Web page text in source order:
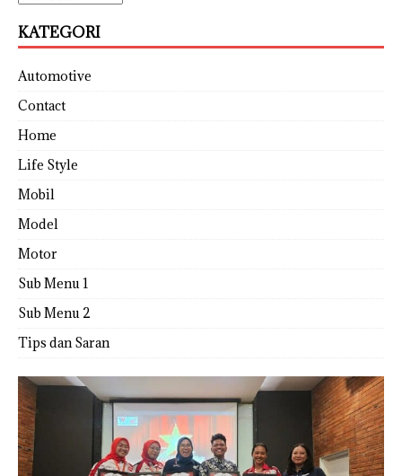
KATEGORI
Automotive
Contact
Home
Life Style
Mobil
Model
Motor
Sub Menu 1
Sub Menu 2
Tips dan Saran